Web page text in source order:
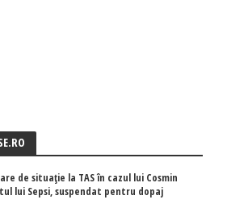
de situație la TAS în cazul lui Cosmin
lui Sepsi, suspendat pentru dopaj